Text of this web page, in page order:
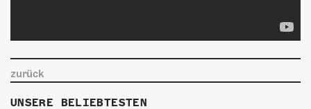
zurück
UNSERE BELIEBTESTEN